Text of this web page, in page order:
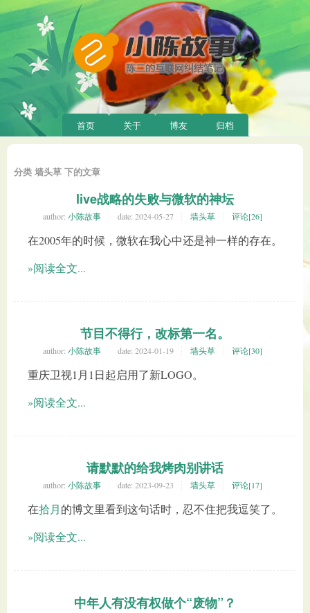
首页 关于 博友 归档
分类 墙头草 下的文章
live战略的失败与微软的神坛
author: 小陈故事 date: 2024-05-27 墙头草 评论[26]
在2005年的时候，微软在我心中还是神一样的存在。
»阅读全文...
节目不得行，改标第一名。
author: 小陈故事 date: 2024-01-19 墙头草 评论[30]
重庆卫视1月1日起启用了新LOGO。
»阅读全文...
请默默的给我烤肉别讲话
author: 小陈故事 date: 2023-09-23 墙头草 评论[17]
在拾月的博文里看到这句话时，忍不住把我逗笑了。
»阅读全文...
中年人有没有权做个“废物”？